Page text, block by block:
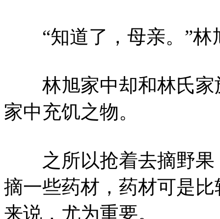
“知道了，母亲。”林
林旭家中却和林氏家
家中充饥之物。
之所以抢着去摘野果
摘一些药材，药材可是
来说，尤为重要。